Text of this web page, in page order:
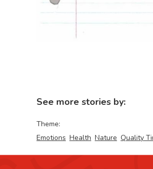
See more stories by:
Theme:
Emotions Health Nature Quality